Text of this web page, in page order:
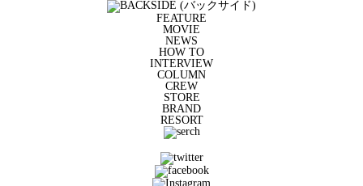
FEATURE
MOVIE
NEWS
HOW TO
INTERVIEW
COLUMN
CREW
STORE
BRAND
RESORT